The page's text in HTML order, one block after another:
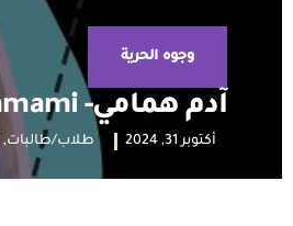
وجوه الحرية
آدم همامي- Adem Hammami
أكتوبر 31, 2024 طلاب/طالبات,